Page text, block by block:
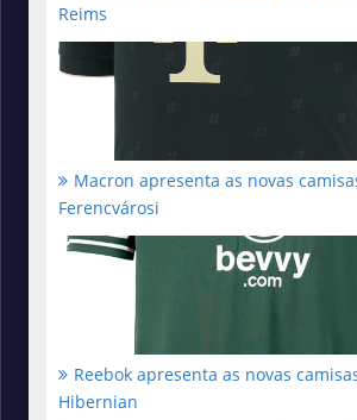
Reims
Macron apresenta as novas
Ferencvárosi
Reebok apresenta as novas
Hibernian